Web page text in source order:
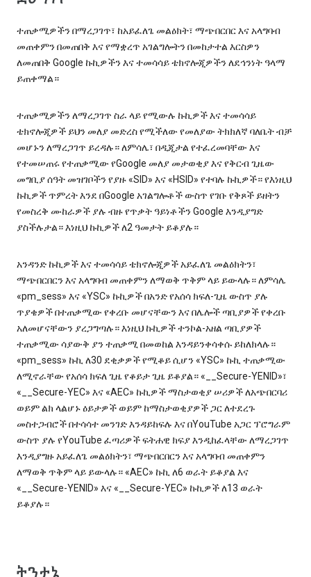
ተጠቃሚዎችን በማረጋገጥ፣ ከአይፈለጌ መልዕክት፣ ማጭበርበር እና አላግባብ
መጠቀምን በመጠበቅ እና የማቋረጥ አገልግሎትን በመከታተል እርስዎን
ለመጠበቅ Google ኩኪዎችን እና ተመሳሳይ ቴክኖሎጂዎችን ለደኅንነት ዓላማ
ይጠቀማል።
ተጠቃሚዎችን ለማረጋገጥ ስራ ላይ የሚውሉ ኩኪዎች እና ተመሳሳይ
ቴክኖሎጂዎች ይህን መለያ መድረስ የሚችለው የመለያው ትክክለኛ ባለቤት ብቻ
መሆኑን ለማረጋገጥ ይረዳሉ። ለምሳሌ፣ በዲጂታል የተፈረመባቸው እና
የተመሠጠሩ የተጠቃሚው የGoogle መለያ መታወቂያ እና የቅርብ ጊዜው
መግቢያ ሰዓት መዝገቦችን የያዙ «SID» እና «HSID» የተባሉ ኩኪዎች። የእነዚህ
ኩኪዎች ጥምረት እንደ በGoogle አገልግሎቶች ውስጥ የገቡ የቅጾች ይዘትን
የመስረቅ ሙከራዎች ያሉ ብዙ የጥቃት ዓይነቶችን Google እንዲያግድ
ያስችሉታል። እነዚህ ኩኪዎች ለ2 ዓመታት ይቆያሉ።
አንዳንድ ኩኪዎች እና ተመሳሳይ ቴክኖሎጂዎች አይፈለጌ መልዕክትን፣
ማጭበርበርን እና አላግባብ መጠቀምን ለማወቅ ጥቅም ላይ ይውላሉ። ለምሳሌ
«pm_sess» እና «YSC» ኩኪዎች በአንድ የአሰሳ ክፍለ-ጊዜ ውስጥ ያሉ
ጥያቄዎች በተጠቃሚው የቀረቡ መሆናቸውን እና በሌሎች ጣቢያዎች የቀረቡ
አለመሆናቸውን ያረጋግጣሉ። እነዚህ ኩኪዎች ተንኮል-አዘል ጣቢያዎች
ተጠቃሚው ሳያውቅ ያን ተጠቃሚ በመወከል እንዳይንቀሳቀሱ ይከለክላሉ።
«pm_sess» ኩኪ ለ30 ደቂቃዎች የሚቆይ ሲሆን «YSC» ኩኪ ተጠቃሚው
ለሚኖራቸው የአሰሳ ክፍለ ጊዜ የቆይታ ጊዜ ይቆያል። «__Secure-YENID»፣
«__Secure-YEC» እና «AEC» ኩኪዎች ማስታወቂያ ሠሪዎች ለአጭበርባሪ
ወይም ልክ ላልሆኑ ዕይታዎች ወይም ከማስታወቂያዎች ጋር ለተደረጉ
መስተጋብሮች በተሳሳተ መንገድ እንዳይከፍሉ እና በYouTube አጋር ፕሮግራም
ውስጥ ያሉ የYouTube ፈጣሪዎች ፍትሐዊ ክፍያ እንዲከፈላቸው ለማረጋገጥ
እንዲያግዙ አይፈለጌ መልዕክትን፣ ማጭበርበርን እና አላግባብ መጠቀምን
ለማወቅ ጥቅም ላይ ይውላሉ። «AEC» ኩኪ ለ6 ወራት ይቆያል እና
«__Secure-YENID» እና «__Secure-YEC» ኩኪዎች ለ13 ወራት
ይቆያሉ።